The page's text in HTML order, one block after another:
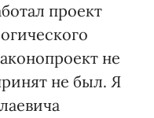
проект
не
не был. Я